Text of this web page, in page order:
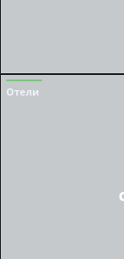
Отели